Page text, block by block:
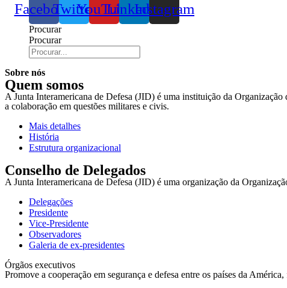
FacebookTwitterYouTubeLinkedinInstagram
Procurar
Procurar
Sobre nós
Quem somos
A Junta Interamericana de Defesa (JID) é uma instituição da
a colaboração em questões militares e civis.
Mais detalhes
História
Estrutura organizacional
Conselho de Delegados
A Junta Interamericana de Defesa (JID) é uma organização da
Delegações
Presidente
Vice-Presidente
Observadores
Galeria de ex-presidentes
Órgãos executivos
Promove a cooperação em segurança e defesa entre os países da